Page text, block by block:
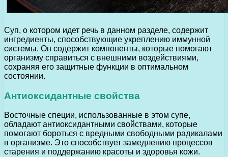
Суп, о котором идет речь в данном разделе, содержит
ингредиенты, способствующие укреплению иммунной
системы. Он содержит компоненты, которые помогают
организму справиться с внешними воздействиями,
сохраняя его защитные функции в оптимальном
состоянии.
Антиоксидантные свойства
Восточные специи, использованные в этом супе,
обладают антиоксидантными свойствами, которые
помогают бороться с вредными свободными радикалами
в организме. Это способствует замедлению процессов
старения и поддержанию красоты и здоровья кожи.